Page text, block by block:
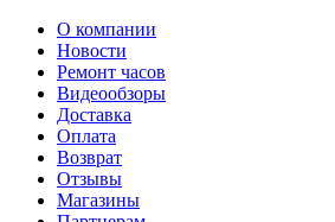
О компании
Новости
Ремонт часов
Видеообзоры
Доставка
Оплата
Возврат
Отзывы
Магазины